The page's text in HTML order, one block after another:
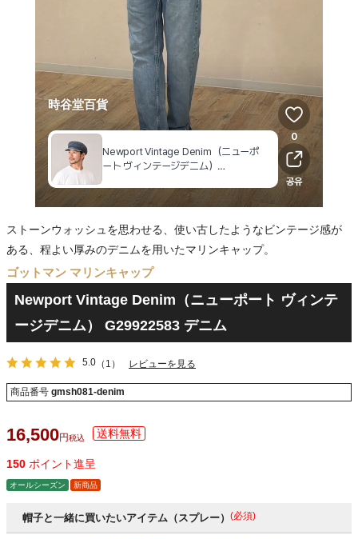
ストーンウォッシュを思わせる、使い古したようなビンテージ感が
ある、程よい厚みのデニムを用いたマリンキャップ。
ゴットマン マリンキャップ
Newport Vintage Denim（ニューポート ヴィンテ
ージデニム） G29922583 デニム
5.0 （1） レビューを見る
商品番号 gmsh081-denim
16,500 税込
150 ポイント進呈
オールシーズン 新商品
帽子と一緒に買いたいアイテム（スプレー） (必須)